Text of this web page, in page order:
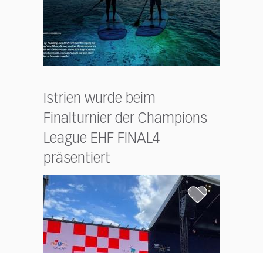
Istrien wurde beim
Finalturnier der Champions
League EHF FINAL4
präsentiert